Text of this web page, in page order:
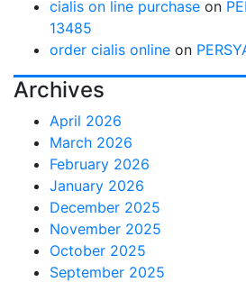
cialis on line purchase on
13485
order cialis online on
Archives
April 2026
March 2026
February 2026
January 2026
December 2025
November 2025
October 2025
September 2025